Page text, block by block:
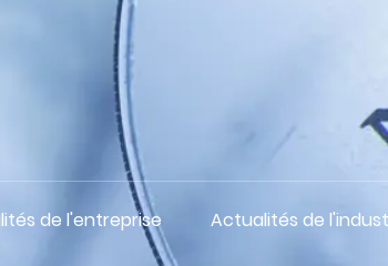
de l'entreprise Actualités de